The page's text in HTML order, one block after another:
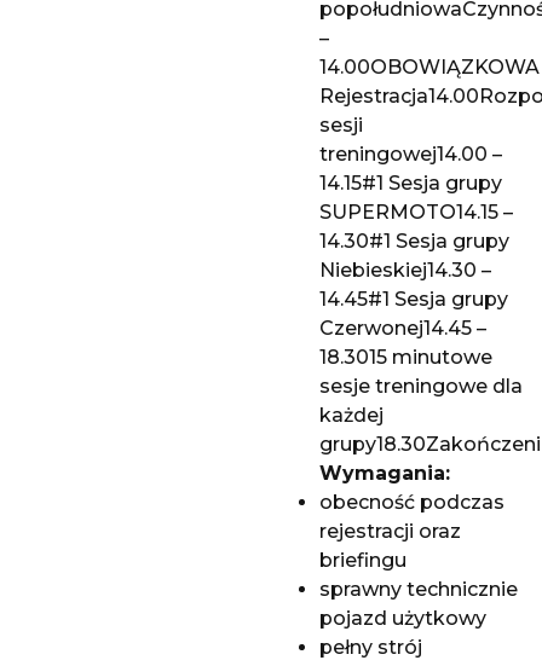
–
14.00OBOWIĄZKOWA
sesji
treningowej14.00 –
14.15#1 Sesja grupy
SUPERMOTO14.15 –
14.30#1 Sesja grupy
Niebieskiej14.30 –
14.45#1 Sesja grupy
Czerwonej14.45 –
18.3015 minutowe
sesje treningowe dla
każdej
Wymagania:
obecność podczas
rejestracji oraz
briefingu
sprawny technicznie
pojazd użytkowy
pełny strój